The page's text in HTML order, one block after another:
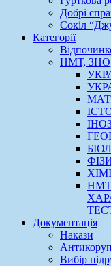
Добрі
Сокіл
Категорії
НМТ,
Документація
Накази
Вибір